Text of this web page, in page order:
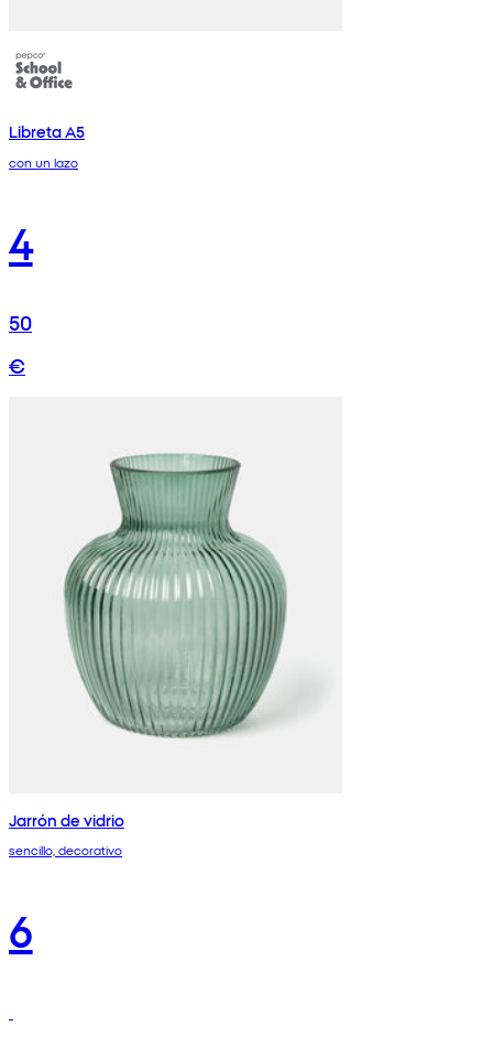
Libreta A5
con un lazo
4
50
€
Jarrón de vidrio
sencillo, decorativo
6